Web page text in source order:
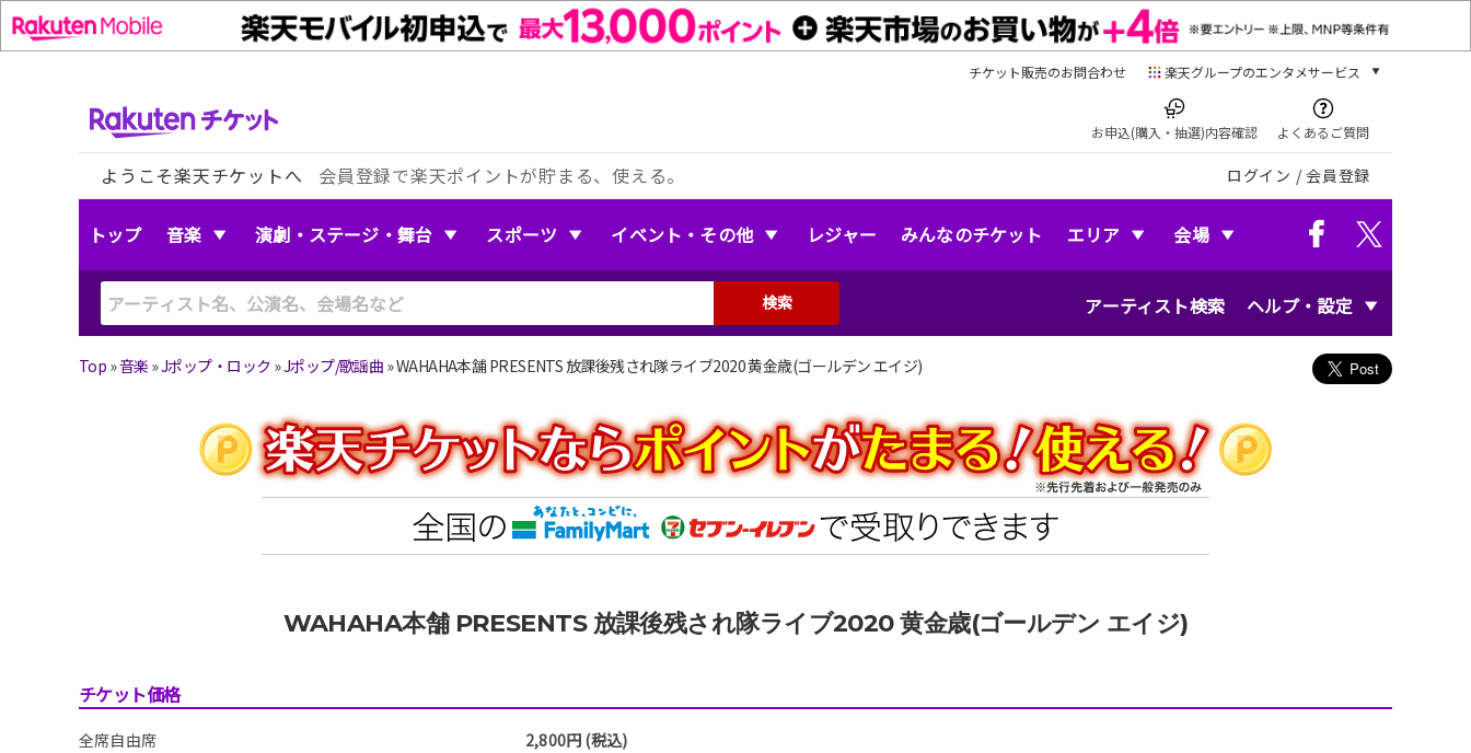
チケット販売のお問合わせ 楽天グループのエンタメサービス
本/ゲーム/CD/DVD
楽天ブックス
電子書籍
楽天Kobo
音楽配信
Rakuten PLAY
無料テレビ
お申込(購入・抽選)内容確認 よくあるご質問
ようこそ楽天チケットへ 会員登録で楽天ポイントが貯まる、使える。 ログイン / 会員登録
トップ 音楽 演劇・ステージ・舞台 スポーツ イベント・その他 レジャー みんなのチケット エリア 会場
アーティスト検索 ヘルプ・設定
検索
Top »音楽 »Jポップ・ロック »Jポップ/歌謡曲 »WAHAHA本舗 PRESENTS 放課後残され隊ライブ2020 黄金歳(ゴールデン エイジ)
WAHAHA本舗 PRESENTS 放課後残され隊ライブ2020 黄金歳(ゴールデン エイジ)
チケット価格
全席自由席 2,800円 (税込)